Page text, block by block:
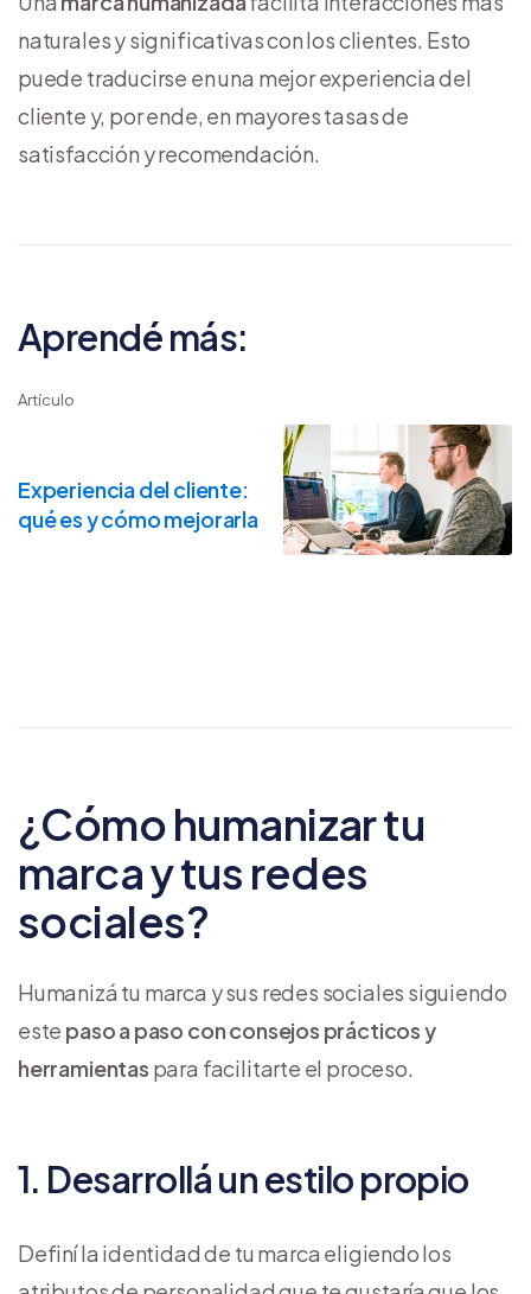
naturales y significativas con los clientes. Esto
puede traducirse en una mejor experiencia del
cliente y, por ende, en mayores tasas de
satisfacción y recomendación.
Aprendé más:
Artículo
Experiencia del cliente:
qué es y cómo mejorarla
¿Cómo humanizar tu
marca y tus redes
sociales?
Humanizá tu marca y sus redes sociales siguiendo
este paso a paso con consejos prácticos y
herramientas para facilitarte el proceso.
1. Desarrollá un estilo propio
Definí la identidad de tu marca eligiendo los